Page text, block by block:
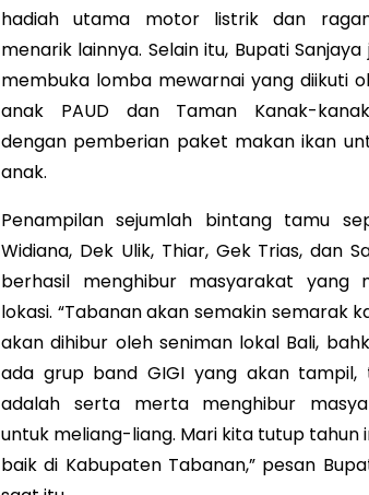
hadiah utama motor listrik dan
menarik lainnya. Selain itu, Bupati
membuka lomba mewarnai yang diikuti
anak PAUD dan Taman Kanak-
dengan pemberian paket makan ikan
anak.
Penampilan sejumlah bintang tamu
Widiana, Dek Ulik, Thiar, Gek Trias, dan
berhasil menghibur masyarakat yang
lokasi. “Tabanan akan semakin semarak
akan dihibur oleh seniman lokal Bali,
ada grup band GIGI yang akan tampil,
adalah serta merta menghibur
untuk meliang-liang. Mari kita tutup tahun
baik di Kabupaten Tabanan,” pesan